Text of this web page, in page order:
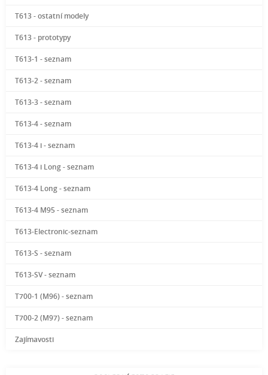
T613 - ostatní modely
T613 - prototypy
T613-1 - seznam
T613-2 - seznam
T613-3 - seznam
T613-4 - seznam
T613-4 i - seznam
T613-4 i Long - seznam
T613-4 Long - seznam
T613-4 M95 - seznam
T613-Electronic-seznam
T613-S - seznam
T613-SV - seznam
T700-1 (M96) - seznam
T700-2 (M97) - seznam
Zajímavosti